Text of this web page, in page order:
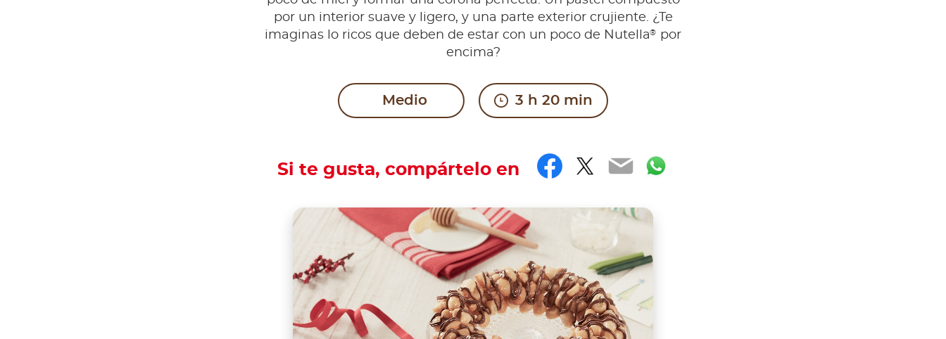
por un interior suave y ligero, y una parte exterior crujiente. ¿Te
imaginas lo ricos que deben de estar con un poco de Nutella®
por
encima?
Medio 3 h 20 min
Si te gusta, compártelo en Facebook
Twitter
EmailWhatsApp